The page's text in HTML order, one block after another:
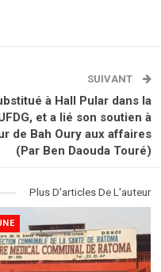
SUIVANT
à Hall Pular dans la
et a lié son soutien à
de Bah Oury aux affaires
(Par Ben Daouda Touré)
Plus D'articles De L'auteur